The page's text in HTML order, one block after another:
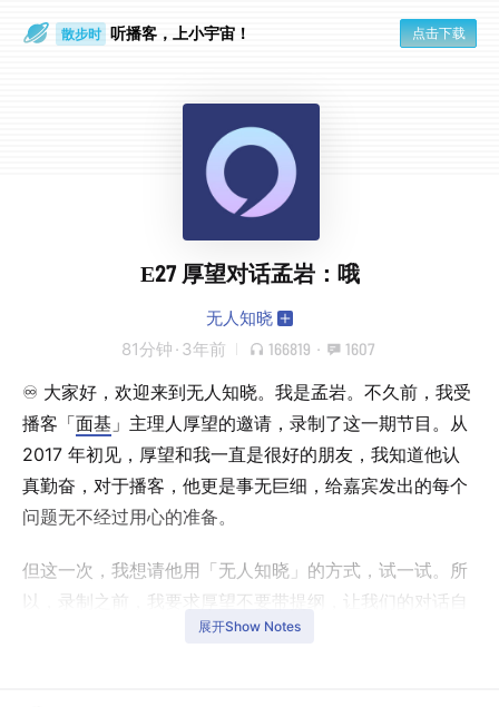
散步时 听播客，上小宇宙！ 点击下载
E27 厚望对话孟岩：哦
无人知晓
81分钟 · 3年前 166819 · 1607
♾️ 大家好，欢迎来到无人知晓。我是孟岩。不久前，我受
播客「面基 」主理人厚望的邀请，录制了这一期节目。从
2017 年初见，厚望和我一直是很好的朋友，我知道他认
真勤奋，对于播客，他更是事无巨细，给嘉宾发出的每个
问题无不经过用心的准备。
但这一次，我想请他用「无人知晓」的方式，试一试。所
以，录制之前，我要求厚望不要带提纲，让我们的对话自
然流淌出来。而如我所想，我们一起创作出了一期以我的
展开Show Notes